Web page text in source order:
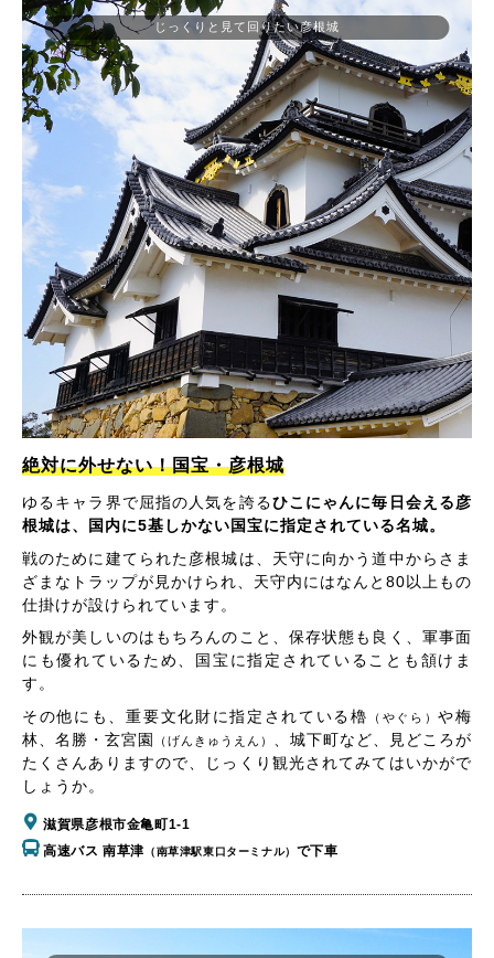
じっくりと見て回りたい彦根城
絶対に外せない！国宝・彦根城
ゆるキャラ界で屈指の人気を誇るひこにゃんに毎日会える彦
根城は、国内に5基しかない国宝に指定されている名城。
戦のために建てられた彦根城は、天守に向かう道中からさま
ざまなトラップが見かけられ、天守内にはなんと80以上もの
仕掛けが設けられています。
外観が美しいのはもちろんのこと、保存状態も良く、軍事面
にも優れているため、国宝に指定されていることも頷けま
す。
その他にも、重要文化財に指定されている櫓
（やぐら）や梅
林、名勝・玄宮園
（げんきゅうえん）
、城下町など、見どころが
たくさんありますので、じっくり観光されてみてはいかがで
しょうか。
滋賀県彦根市金亀町1-1
高速バス 南草津 （南草津駅東口ターミナル） で下車